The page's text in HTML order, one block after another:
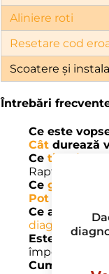
Aliniere roti
Resetare cod
Scoatere și
Întrebări
Ce este
Cât durează
Cetipuri de
Raptor.
Cegarantii
Pot
Ce alte
diagnosticare
Este Raptor
împotriva
Cum mă pot